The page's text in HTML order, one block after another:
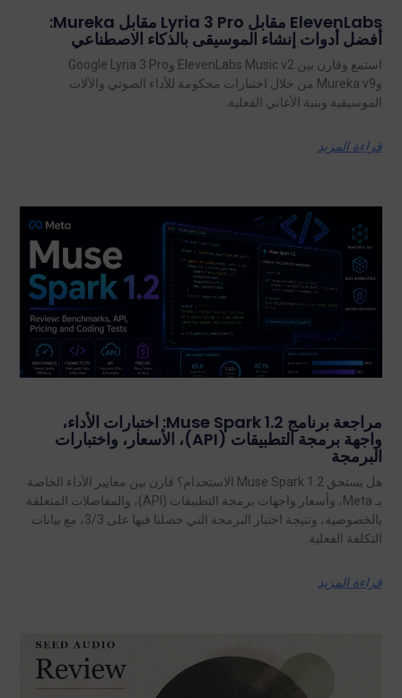
ElevenLabs مقابل Lyria 3 Pro مقابل Mureka:
أفضل أدوات إنشاء الموسيقى بالذكاء الاصطناعي
استمع وقارن بين ElevenLabs Music v2 وGoogle Lyria 3 Pro
وMureka v9 من خلال اختبارات محكومة للأداء الصوتي والآلات
الموسيقية وبنية الأغاني الفعلية.
قراءة المزيد
مراجعة برنامج Muse Spark 1.2: اختبارات الأداء،
واجهة برمجة التطبيقات (API)، الأسعار، واختبارات
البرمجة
هل يستحق Muse Spark 1.2 الاستخدام؟ قارن بين معايير الأداء الخاصة
بـ Meta، وأسعار واجهات برمجة التطبيقات (API)، والمفاضلات المتعلقة
بالخصوصية، ونتيجة اختبار البرمجة التي حصلنا فيها على 3/3، مع بيانات
التكلفة الفعلية.
قراءة المزيد